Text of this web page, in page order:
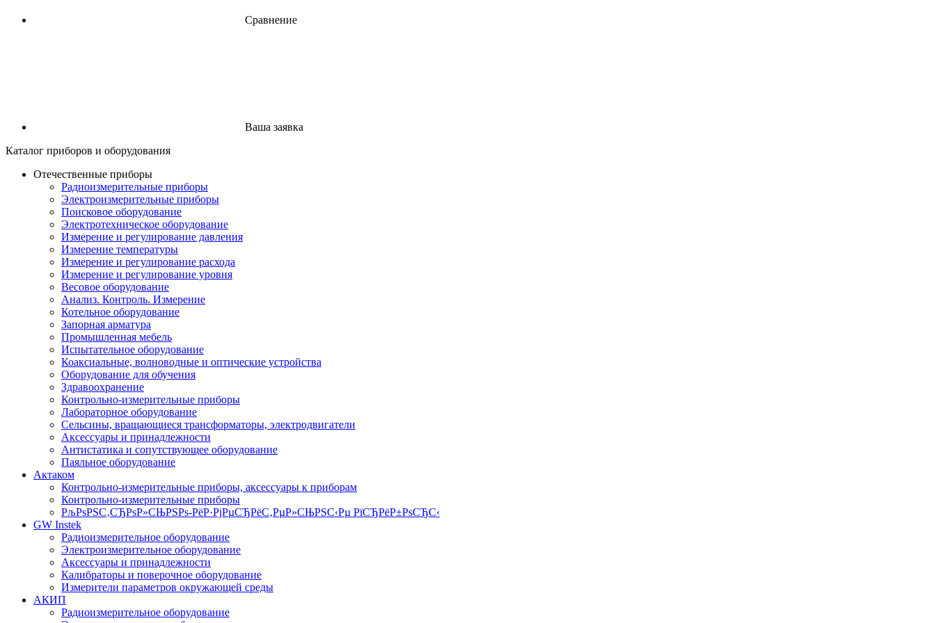
Сравнение
Ваша заявка
Каталог приборов и оборудования
Отечественные приборы
Радиоизмерительные приборы
Электроизмерительные приборы
Поисковое оборудование
Электротехническое оборудование
Измерение и регулирование давления
Измерение температуры
Измерение и регулирование расхода
Измерение и регулирование уровня
Весовое оборудование
Анализ. Контроль. Измерение
Котельное оборудование
Запорная арматура
Промышленная мебель
Испытательное оборудование
Коаксиальные, волноводные и оптические устройства
Оборудование для обучения
Здравоохранение
Контрольно-измерительные приборы
Лабораторное оборудование
Сельсины, вращающиеся трансформаторы, электродвигатели
Аксессуары и принадлежности
Антистатика и сопутствующее оборудование
Паяльное оборудование
Актаком
Контрольно-измерительные приборы, аксессуары к приборам
Контрольно-измерительные приборы
РљРѕРЅС‚СЂРѕР»СЊРЅРѕ-РёР·РјРµСЂРёС‚РµР»СЊРЅС‹Рµ РїСЂРёР±РѕСЂС‹
GW Instek
Радиоизмерительное оборудование
Электроизмерительное оборудование
Аксессуары и принадлежности
Калибраторы и поверочное оборудование
Измерители параметров окружающей среды
АКИП
Радиоизмерительное оборудование